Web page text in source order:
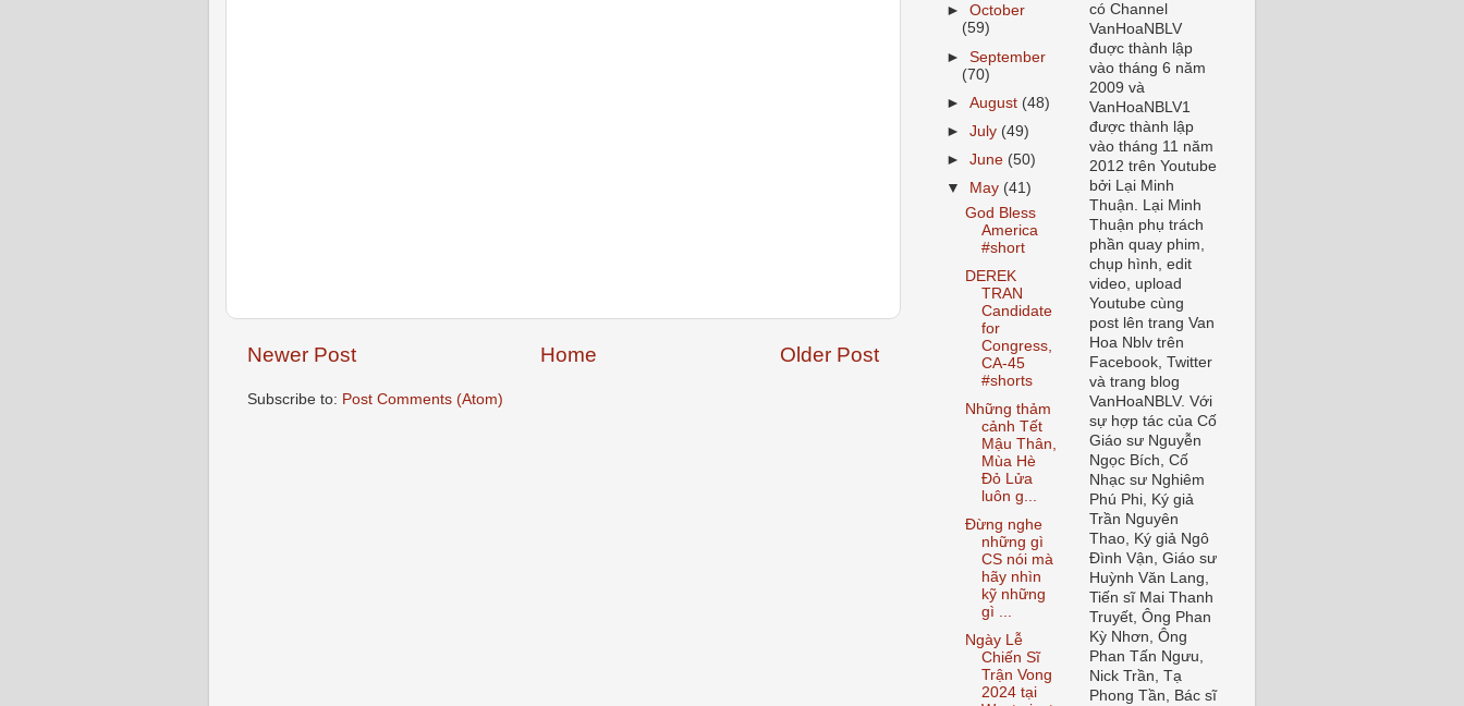
Newer Post Older Post
Home
Subscribe to: Post Comments (Atom)
►October
(59)
►September
(70)
►August (48)
►July (49)
►June (50)
▼
May (41)
God Bless
America
#short
DEREK
TRAN
Candidate
for
Congress,
CA-45
#shorts
Những thảm
cảnh Tết
Mậu Thân,
Mùa Hè
Đỏ Lửa
luôn g...
Đừng nghe
những gì
CS nói mà
hãy nhìn
kỹ những
gì ...
Ngày Lễ
Chiến Sĩ
Trận Vong
2024 tại
có Channel
VanHoaNBLV
đuợc thành lập
vào tháng 6 năm
2009 và
VanHoaNBLV1
được thành lập
vào tháng 11 năm
2012 trên Youtube
bởi Lại Minh
Thuận. Lại Minh
Thuận phụ trách
phần quay phim,
chụp hình, edit
video, upload
Youtube cùng
post lên trang Van
Hoa Nblv trên
Facebook, Twitter
và trang blog
VanHoaNBLV. Với
sự hợp tác của Cố
Giáo sư Nguyễn
Ngọc Bích, Cố
Nhạc sư Nghiêm
Phú Phi, Ký giả
Trần Nguyên
Thao, Ký giả Ngô
Đình Vận, Giáo sư
Huỳnh Văn Lang,
Tiến sĩ Mai Thanh
Truyết, Ông Phan
Kỳ Nhơn, Ông
Phan Tấn Ngưu,
Nick Trần, Tạ
Phong Tần, Bác sĩ